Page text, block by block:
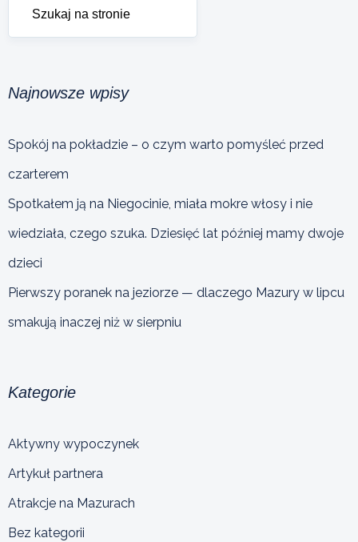
Najnowsze wpisy
Spokój na pokładzie – o czym warto pomyśleć przed
czarterem
Spotkałem ją na Niegocinie, miała mokre włosy i nie
wiedziała, czego szuka. Dziesięć lat później mamy dwoje
dzieci
Pierwszy poranek na jeziorze — dlaczego Mazury w lipcu
smakują inaczej niż w sierpniu
Kategorie
Aktywny wypoczynek
Artykuł partnera
Atrakcje na Mazurach
Bez kategorii